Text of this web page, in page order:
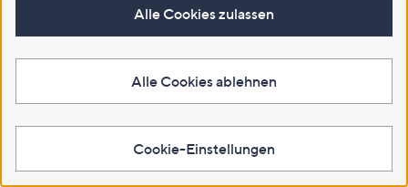
Alle Cookies zulassen
Alle Cookies ablehnen
Cookie-Einstellungen